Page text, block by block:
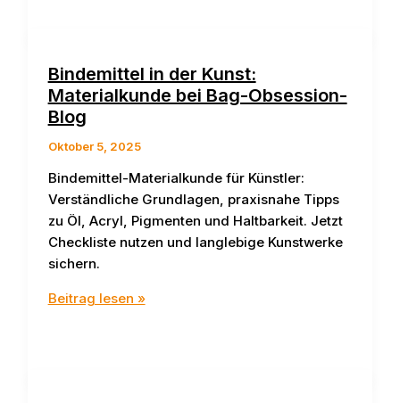
Qualitätsunterschiede
und
Wirkung
Bindemittel in der Kunst:
Materialkunde bei Bag-Obsession-
Blog
Oktober 5, 2025
Bindemittel-Materialkunde für Künstler:
Verständliche Grundlagen, praxisnahe Tipps
zu Öl, Acryl, Pigmenten und Haltbarkeit. Jetzt
Checkliste nutzen und langlebige Kunstwerke
sichern.
Bindemittel
Beitrag lesen »